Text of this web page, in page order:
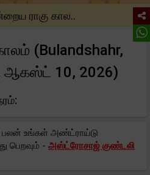
ராகு கால..
(Bulandshahr,
ஆகஸ்ட் 10, 2026)
பலன் உங்கள் அண்ட்ராய்டு
பெறவும் - அஸ்ட்ரோசாஜ் குண்டலி